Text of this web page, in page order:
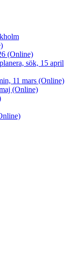
(Online)
sök, 15 april
11 mars (Online)
(Online)